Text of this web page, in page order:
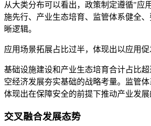
从大类分布可以看出，政策制定遵循"应
施先行、产业生态培育、监管体系健全
晰逻辑。
应用场景拓展占比过半，体现出以应用促
基础设施建设和产业生态培育合计占比
空经济发展夯实基础的战略考量。监管体
体现出在保障安全的前提下推动产业发展
交叉融合发展态势